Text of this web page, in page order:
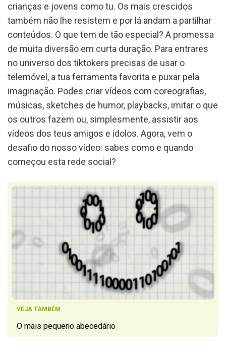
crianças e jovens como tu. Os mais crescidos
também não lhe resistem e por lá andam a partilhar
conteúdos. O que tem de tão especial? A promessa
de muita diversão em curta duração. Para entrares
no universo dos tiktokers precisas de usar o
telemóvel, a tua ferramenta favorita e puxar pela
imaginação. Podes criar vídeos com coreografias,
músicas, sketches de humor, playbacks, imitar o que
os outros fazem ou, simplesmente, assistir aos
vídeos dos teus amigos e ídolos. Agora, vem o
desafio do nosso vídeo: sabes como e quando
começou esta rede social?
VEJA TAMBÉM
O mais pequeno abecedário